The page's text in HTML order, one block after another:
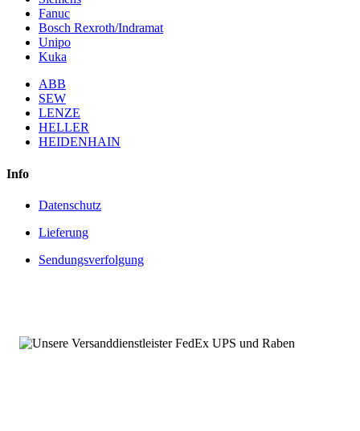
Fanuc
Bosch Rexroth/Indramat
Unipo
Kuka
ABB
SEW
LENZE
HELLER
HEIDENHAIN
Info
Datenschutz
Lieferung
Sendungsverfolgung